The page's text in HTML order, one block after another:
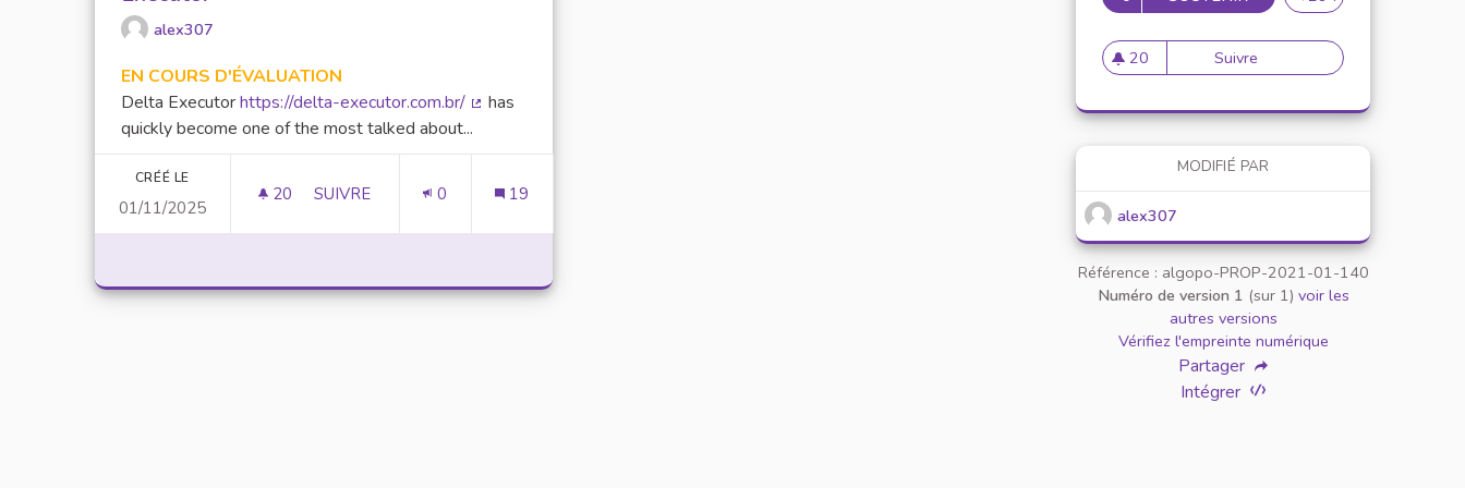
alex307
EN COURS D'ÉVALUATION
Delta Executorhttps://delta-executor.com.br/
has
quickly become one of the most talked about...
CRÉÉ LE
01/11/2025
20 20 ABONNÉS
SUIVRE 0 19
20
20 abonnés
Suivre Mise en place de référents
MODIFIÉ PAR
alex307
Référence : algopo-PROP-2021-01-140
Numéro de version 1 (sur 1) voir les
autres versions
Vérifiez l'empreinte numérique
Partager
Intégrer